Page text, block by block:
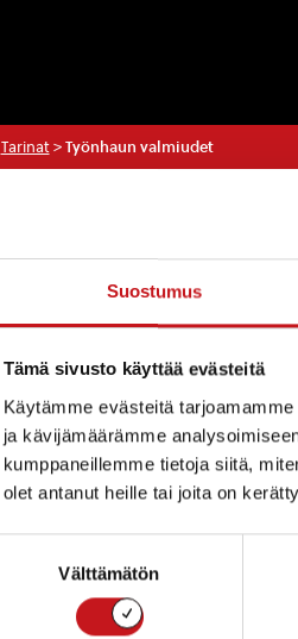
Suostumus
Tämä sivusto käyttää evästeitä
Käytämme evästeitä
ja kävijämäärämme
kumppaneillemme tietoja siitä,
olet antanut heille tai joita on
Välttämätön
Tarinat> Työnhaun valmiudet
valmiudet -
työnhakutaitoja.
Tarkempia tietoja
Työnhaun valmiudet
« Uutishuone